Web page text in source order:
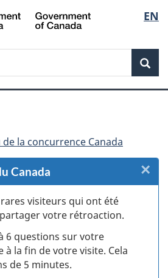
Passer
au
Passer
au
Passer
à
du
Passer
à
simplifiée
de
la
EN
de la concurrence Canada
Canada
visiteurs qui ont été
votre rétroaction.
6 questions sur votre
à la fin de votre visite. Cela
de 5 minutes.
×